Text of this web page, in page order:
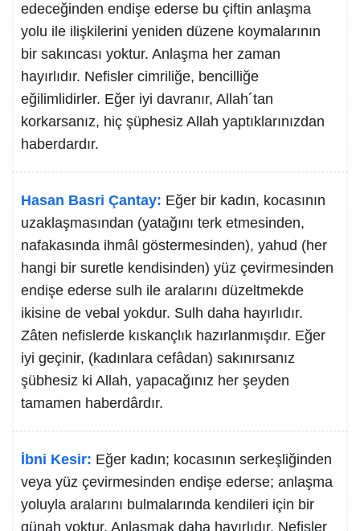
edeceğinden endişe ederse bu çiftin anlaşma
yolu ile ilişkilerini yeniden düzene koymalarının
bir sakıncası yoktur. Anlaşma her zaman
hayırlıdır. Nefisler cimriliğe, bencilliğe
eğilimlidirler. Eğer iyi davranır, Allah´tan
korkarsanız, hiç şüphesiz Allah yaptıklarınızdan
haberdardır.
Hasan Basri Çantay: Eğer bir kadın, kocasının
uzaklaşmasından (yatağını terk etmesinden,
nafakasında ihmâl göstermesinden), yahud (her
hangi bir suretle kendisinden) yüz çevirmesinden
endişe ederse sulh ile aralarını düzeltmekde
ikisine de vebal yokdur. Sulh daha hayırlıdır.
Zâten nefislerde kıskançlık hazırlanmışdır. Eğer
iyi geçinir, (kadınlara cefâdan) sakınırsanız
şübhesiz ki Allah, yapacağınız her şeyden
tamamen haberdârdır.
İbni Kesir: Eğer kadın; kocasının serkeşliğinden
veya yüz çevirmesinden endişe ederse; anlaşma
yoluyla aralarını bulmalarında kendileri için bir
günah yoktur. Anlaşmak daha hayırlıdır. Nefisler